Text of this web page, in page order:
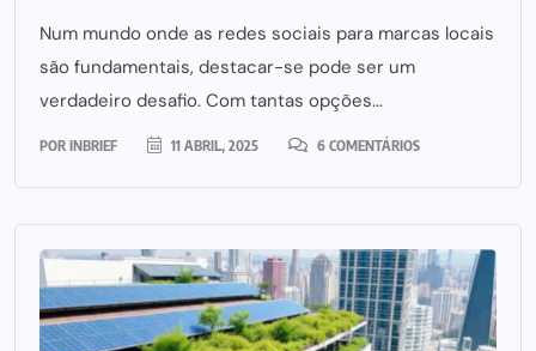
Num mundo onde as redes sociais para marcas locais
são fundamentais, destacar-se pode ser um
verdadeiro desafio. Com tantas opções...
POR INBRIEF 11 ABRIL, 2025 6 COMENTÁRIOS